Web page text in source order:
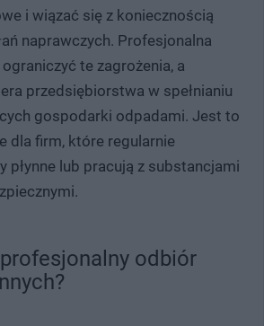
i wiązać się z koniecznością
naprawczych. Profesjonalna
te zagrożenia, a
przedsiębiorstwa w spełnianiu
gospodarki odpadami. Jest to
dla firm, które regularnie
płynne lub pracują z substancjami
odbiór